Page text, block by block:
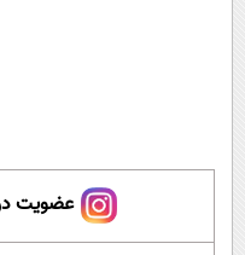
عضویت